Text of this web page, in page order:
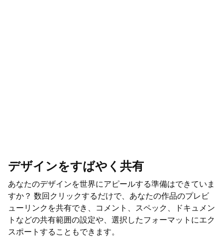
デザインをすばやく共有
あなたのデザインを世界にアピールする準備はできていま
すか？ 数回クリックするだけで、あなたの作品のプレビ
ューリンクを共有でき、コメント、スペック、ドキュメン
トなどの共有範囲の設定や、選択したフォーマットにエク
スポートすることもできます。